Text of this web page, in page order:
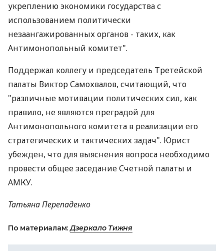
укреплению экономики государства с
использованием политически
незаангажированных органов - таких, как
Антимонопольный комитет".
Поддержал коллегу и председатель Третейской
палаты Виктор Самохвалов, считающий, что
"различные мотивации политических сил, как
правило, не являются преградой для
Антимонопольного комитета в реализации его
стратегических и тактических задач". Юрист
убежден, что для выяснения вопроса необходимо
провести общее заседание Счетной палаты и
АМКУ.
Татьяна Перепаденко
По материалам:Дзеркало Тижня